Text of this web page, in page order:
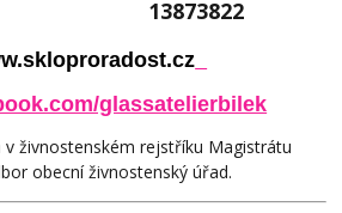
13873822
glassatelierbilek
živnostenském rejstříku Magistrátu
obecní živnostenský úřad.